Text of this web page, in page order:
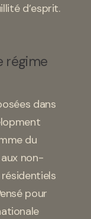
d’esprit.
régime
dans
du
non-
pour